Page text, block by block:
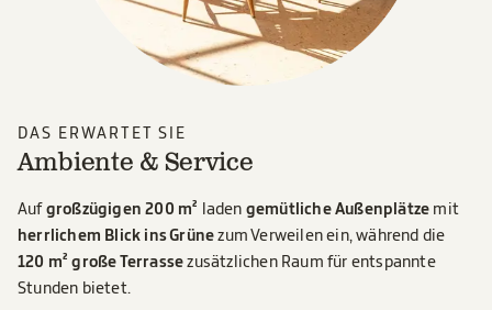
DAS ERWARTET SIE
Ambiente & Service
Auf großzügigen 200 m² laden gemütliche Außenplätze mit
herrlichem Blick ins Grünezum Verweilen ein, während die
120 m² große Terrassezusätzlichen Raum für entspannte
Stunden bietet.